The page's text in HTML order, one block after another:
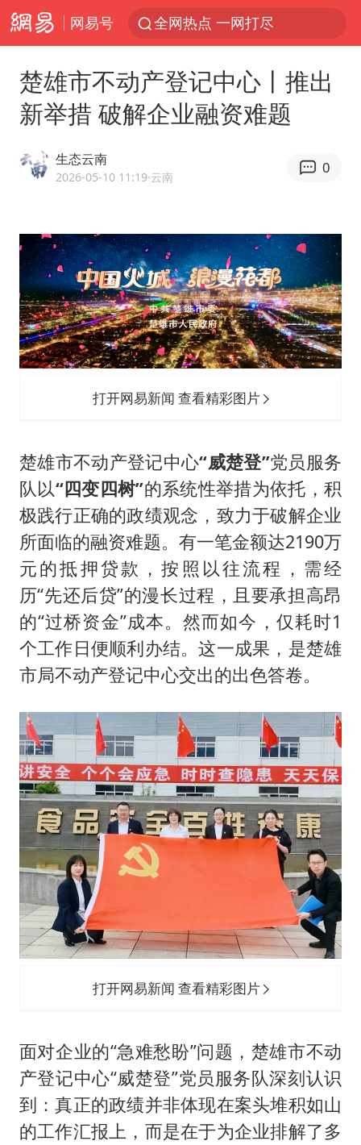
网易号 全网热点 一网打尽
楚雄市不动产登记中心丨推出
新举措 破解企业融资难题
生态云南
2026-05-10 11:19·云南
0
打开网易新闻 查看精彩图片
楚雄市不动产登记中心“威楚登”党员服务
队以“四变四树”的系统性举措为依托，积
极践行正确的政绩观念，致力于破解企业
所面临的融资难题。有一笔金额达2190万
元的抵押贷款，按照以往流程，需经
历“先还后贷”的漫长过程，且要承担高昂
的“过桥资金”成本。然而如今，仅耗时1
个工作日便顺利办结。这一成果，是楚雄
市局不动产登记中心交出的出色答卷。
打开网易新闻 查看精彩图片
面对企业的“急难愁盼”问题，楚雄市不动
产登记中心“威楚登”党员服务队深刻认识
到：真正的政绩并非体现在案头堆积如山
的工作汇报上，而是在于为企业排解了多